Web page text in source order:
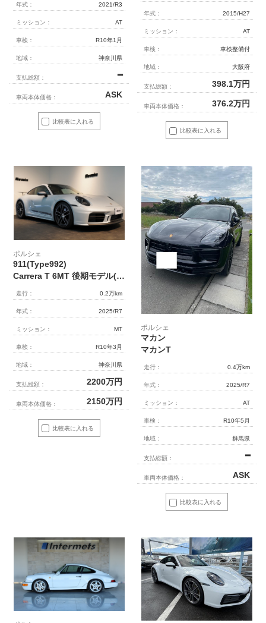
比較表に入れる
年式： 2021/R3
ミッション： AT
車検： R10年1月
地域： 神奈川県
支払総額： ━
車両本体価格： ASK
比較表に入れる
年式： 2015/H27
ミッション： AT
車検： 車検整備付
地域： 大阪府
支払総額： 398.1万円
車両本体価格： 376.2万円
比較表に入れる
ポルシェ
911(Type992)
Carrera T 6MT 後期モデル(992.2) 1オーナー OP500 エアロキット カーボンルーフ CarreraTインテリアPKG 18way電動シート Burmester
走行： 0.2万km
年式： 2025/R7
ミッション： MT
車検： R10年3月
地域： 神奈川県
支払総額： 2200万円
車両本体価格： 2150万円
比較表に入れる
ポルシェ
マカン
マカンT
走行： 0.4万km
年式： 2025/R7
ミッション： AT
車検： R10年5月
地域： 群馬県
支払総額： ━
車両本体価格： ASK